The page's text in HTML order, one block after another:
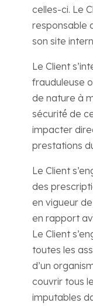
celles-ci. Le
responsable
son site
Le Client
frauduleuse
de nature à
sécurité́ de
impacter
prestations
Le Client
des
en vigueur
en rapport
Le Client
toutes les
d’un
couvrir tous
imputables